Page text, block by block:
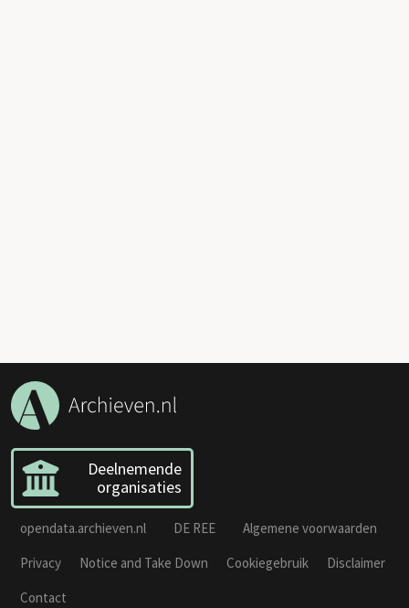
Deelnemende
organisaties
opendata.archieven.nl DE REE
Algemene voorwaarden
Privacy
Notice and Take Down Cookiegebruik
Disclaimer
Contact